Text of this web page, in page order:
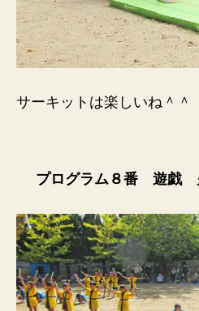
サーキットは楽しいね＾＾
プログラム８番 遊戯